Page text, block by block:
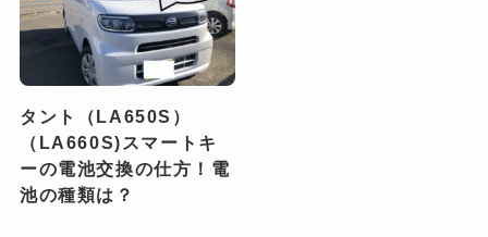
タント（LA650S）
（LA660S)スマートキ
ーの電池交換の仕方！電
池の種類は？